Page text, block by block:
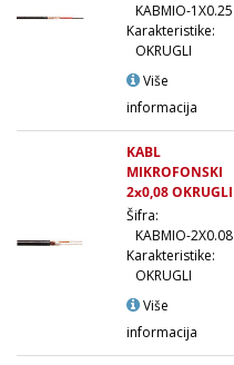
KABMIO-1X0.25
Karakteristike:
OKRUGLI
Više
informacija
KABL
MIKROFONSKI
2x0,08 OKRUGLI
Šifra:
KABMIO-2X0.08
Karakteristike:
OKRUGLI
Više
informacija